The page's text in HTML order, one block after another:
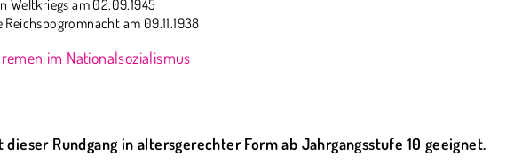
Weltkriegs am 02.09.1945
Reichspogromnacht am 09.11.1938
im Nationalsozialismus
dieser Rundgang in altersgerechter Form ab Jahrgangsstufe 10 geeignet.